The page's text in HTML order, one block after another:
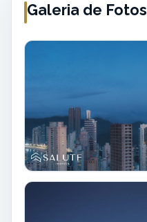
Galeria de Fotos